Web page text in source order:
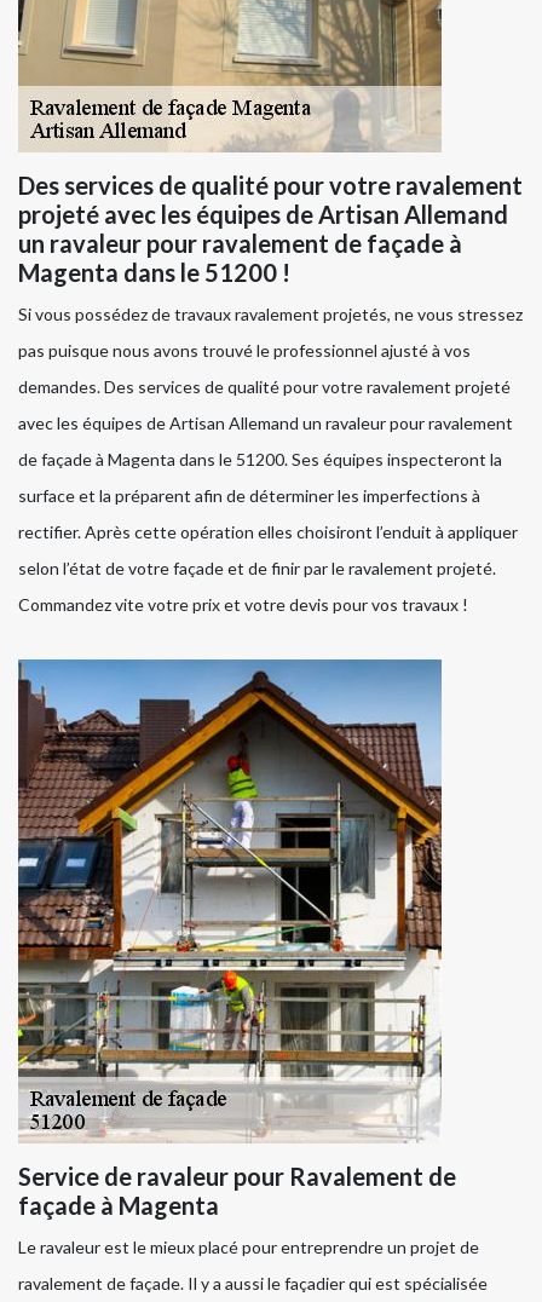
Des services de qualité pour votre ravalement
projeté avec les équipes de Artisan Allemand
un ravaleur pour ravalement de façade à
Magenta dans le 51200 !
Si vous possédez de travaux ravalement projetés, ne vous stressez
pas puisque nous avons trouvé le professionnel ajusté à vos
demandes. Des services de qualité pour votre ravalement projeté
avec les équipes de Artisan Allemand un ravaleur pour ravalement
de façade à Magenta dans le 51200. Ses équipes inspecteront la
surface et la préparent afin de déterminer les imperfections à
rectifier. Après cette opération elles choisiront l’enduit à appliquer
selon l’état de votre façade et de finir par le ravalement projeté.
Commandez vite votre prix et votre devis pour vos travaux !
Service de ravaleur pour Ravalement de
façade à Magenta
Le ravaleur est le mieux placé pour entreprendre un projet de
ravalement de façade. Il y a aussi le façadier qui est spécialisée